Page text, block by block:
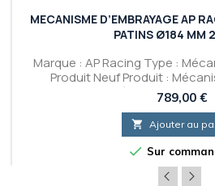
MECANISME D’EMBRAYAGE AP
PATINS Ø184 MM
Marque : AP Racing Type :
Produit Neuf Produit :
monodisque à patinsPrix
789,00 €
 Ajouter au
 Sur